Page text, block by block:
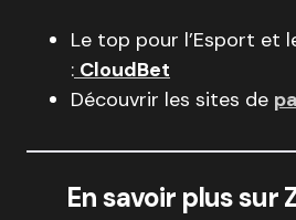
Le top pour l’Esport et
: CloudBet
Découvrir les sites de
En savoir plus sur